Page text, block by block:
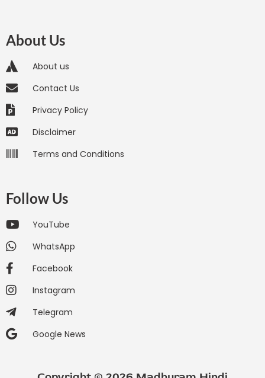
About Us
About us
Contact Us
Privacy Policy
Disclaimer
Terms and Conditions
Follow Us
YouTube
WhatsApp
Facebook
Instagram
Telegram
Google News